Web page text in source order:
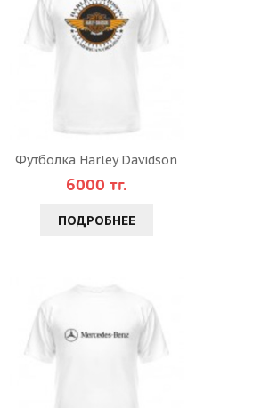
Футболка Harley Davidson
6000 тг.
ПОДРОБНЕЕ